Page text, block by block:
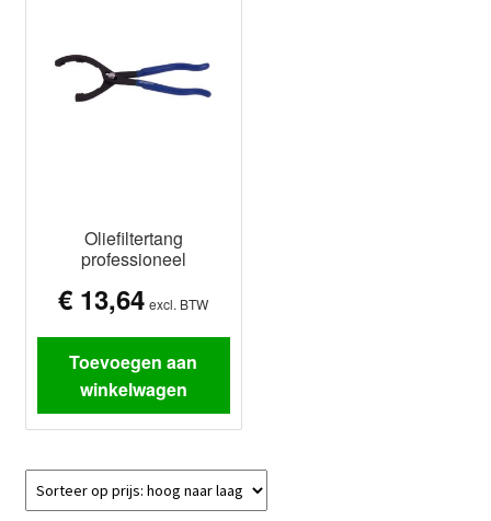
Oliefiltertang
professioneel
€ 13,64 excl. BTW
Toevoegen aan
winkelwagen